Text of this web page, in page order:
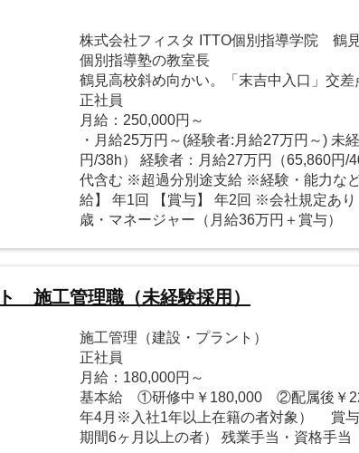
株式会社フィスタ ITTO個別指導学院 鶴
個別指導塾の教室長
鶴見高校斜め向かい。「末吉中入口」交差
正社員
月給：250,000円～
・月給25万円～(経験者:月給27万円～) 未
円/38h） 経験者：月給27万円（65,860円
代含む ※超過分別途支給 ※経験・能力な
給】 年1回 【賞与】 年2回 ※会社規定あ
歳・マネージャー（月給36万円＋賞与）
施工管理職（未経験採用）
施工管理（建設・プラント）
正社員
月給：180,000円～
基本給 ①研修中￥180,000 ②配属後￥
年4月※入社1年以上在籍の者対象） 賞
期間6ヶ月以上の者） 残業手当・資格手